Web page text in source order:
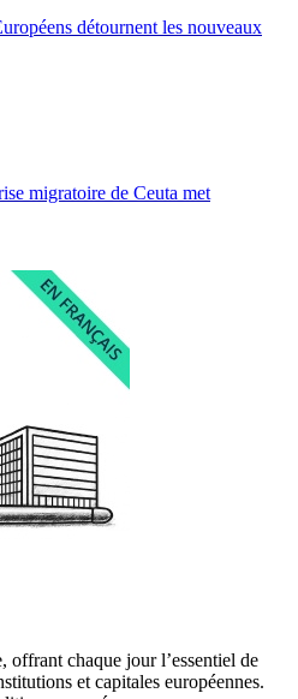
détournent les nouveaux
migratoire de Ceuta met
offrant chaque jour l’essentiel de
et capitales européennes.